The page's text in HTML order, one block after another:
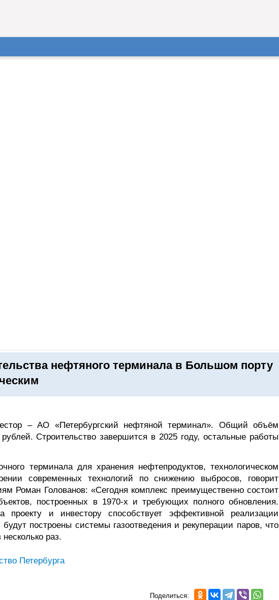
нефтяного терминала в Большом порту
– АО «Петербургский нефтяной терминал». Общий объём
Строительство завершится в 2025 году, остальные работы
терминала для хранения нефтепродуктов, технологическом
современных технологий по снижению выбросов, говорит
Роман Голованов: «Сегодня комплекс преимущественно состоит
построенных в 1970-х и требующих полного обновления.
проекту и инвестору способствует эффективной реализации
построены системы газоотведения и рекуперации паров, что
раз.
Петербурга
Поделиться: